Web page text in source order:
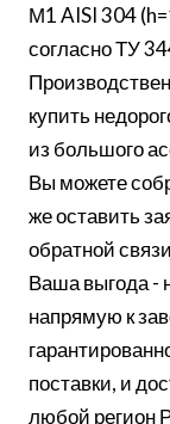
М1 AISI 304
согласно ТУ
купить
из большого
Вы можете
же оставить
обратной
Ваша выгода -
напрямую к
поставки, и
любой регион